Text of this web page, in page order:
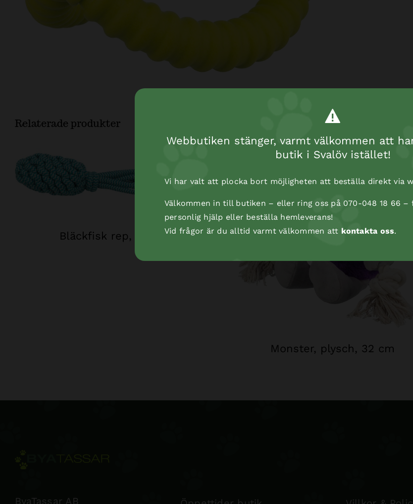
Relaterade produkter
Bläckfisk rep, 35 cm
Monster, plysch, 32 cm
ByaTassar AB
Webbutiken stänger, varmt välkommen att
butik i Svalöv istället!
Vi har valt att plocka bort möjligheten att beställa direkt via
Välkommen in till butiken – eller ring oss på 070-048 18 66
personlig hjälp eller beställa hemleverans!
Vid frågor är du alltid varmt välkommen att kontakta oss.